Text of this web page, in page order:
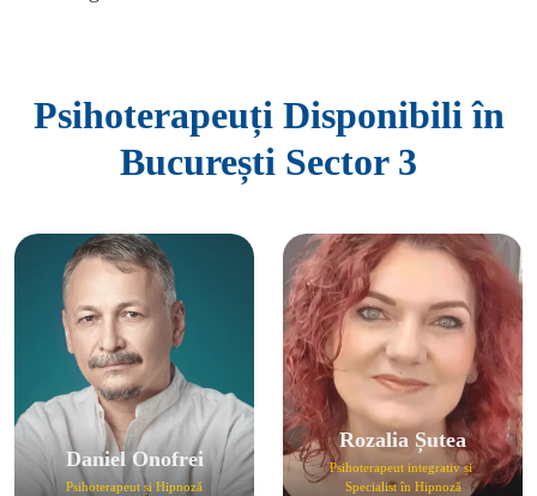
Psihoterapeuți Disponibili în
București Sector 3
Daniel Onofrei
Psihoterapeut și Hipnoză
Rozalia Șutea
Psihoterapeut integrativ și
Specialist în Hipnoză